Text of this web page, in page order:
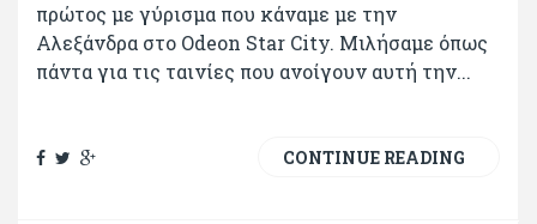
πρώτος με γύρισμα που κάναμε με την
Αλεξάνδρα στο Odeon Star City. Μιλήσαμε όπως
πάντα για τις ταινίες που ανοίγουν αυτή την...
CONTINUE READING